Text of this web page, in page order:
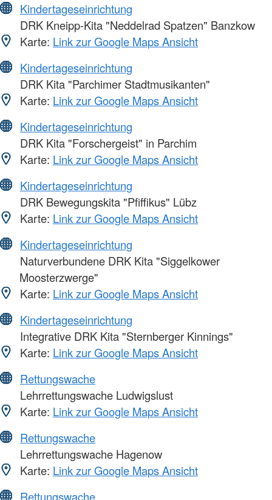
Kindertageseinrichtung
DRK Kneipp-Kita "Neddelrad Spatzen" Banzkow
Karte: Link zur Google Maps Ansicht
Kindertageseinrichtung
DRK Kita "Parchimer Stadtmusikanten"
Karte: Link zur Google Maps Ansicht
Kindertageseinrichtung
DRK Kita "Forschergeist" in Parchim
Karte: Link zur Google Maps Ansicht
Kindertageseinrichtung
DRK Bewegungskita "Pfiffikus" Lübz
Karte: Link zur Google Maps Ansicht
Kindertageseinrichtung
Naturverbundene DRK Kita "Siggelkower
Moosterzwerge"
Karte: Link zur Google Maps Ansicht
Kindertageseinrichtung
Integrative DRK Kita "Sternberger Kinnings"
Karte: Link zur Google Maps Ansicht
Rettungswache
Lehrrettungswache Ludwigslust
Karte: Link zur Google Maps Ansicht
Rettungswache
Lehrrettungswache Hagenow
Karte: Link zur Google Maps Ansicht
Rettungswache